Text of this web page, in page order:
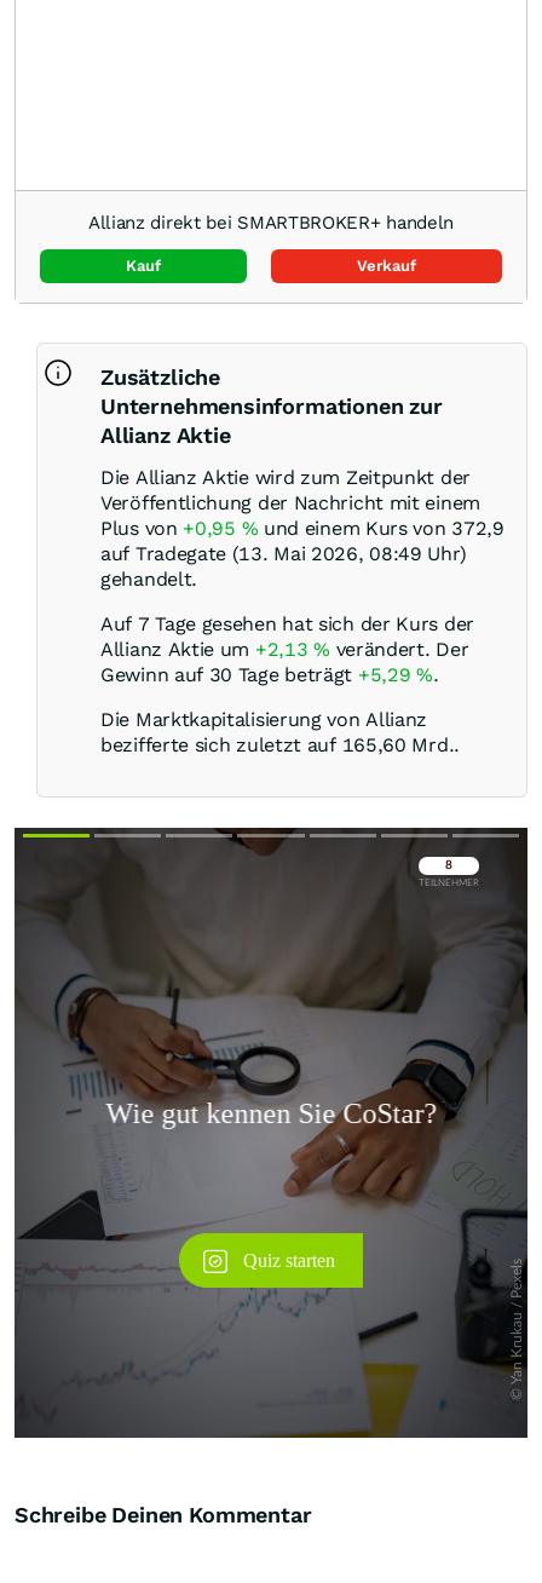
Allianz direkt bei SMARTBROKER+ handeln
Kauf Verkauf
Zusätzliche
Unternehmensinformationen zur
Allianz Aktie
Die Allianz Aktie wird zum Zeitpunkt der
Veröffentlichung der Nachricht mit einem
Plus von +0,95 % und einem Kurs von 372,9
auf Tradegate (13. Mai 2026, 08:49 Uhr)
gehandelt.
Auf 7 Tage gesehen hat sich der Kurs der
Allianz Aktie um +2,13% verändert. Der
Gewinn auf 30 Tage beträgt +5,29%.
Die Marktkapitalisierung von Allianz
bezifferte sich zuletzt auf 165,60 Mrd..
Überspringen
Schreibe Deinen Kommentar